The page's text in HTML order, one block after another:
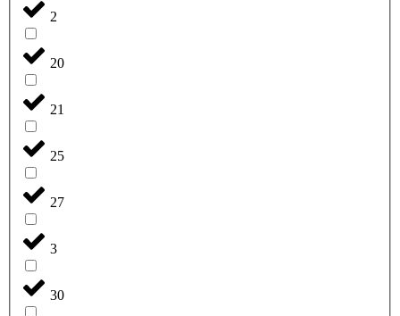
2
20
21
25
27
3
30